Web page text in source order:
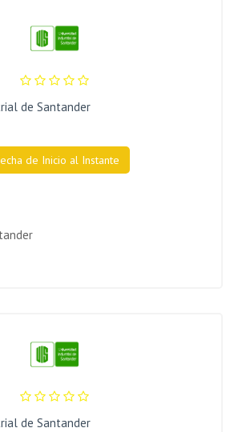
de Santander
de Inicio al Instante
de Santander